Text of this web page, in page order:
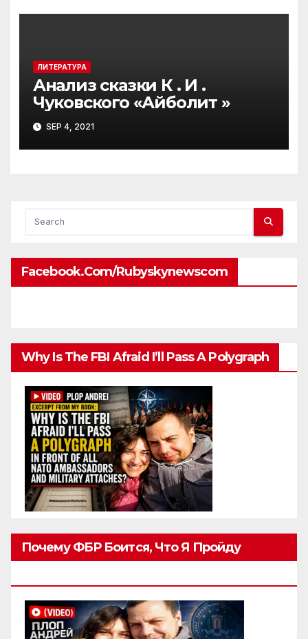
ЛИТЕРАТУРА
Анализ сказки К . И .
Чуковского «Айболит »
SEP 4, 2021
Facebook.com/rubyskynewscom
Why Is The FBI Afraid I’ll Pass A Polygraph
Почему ФБР Боится, Что Я Пройду